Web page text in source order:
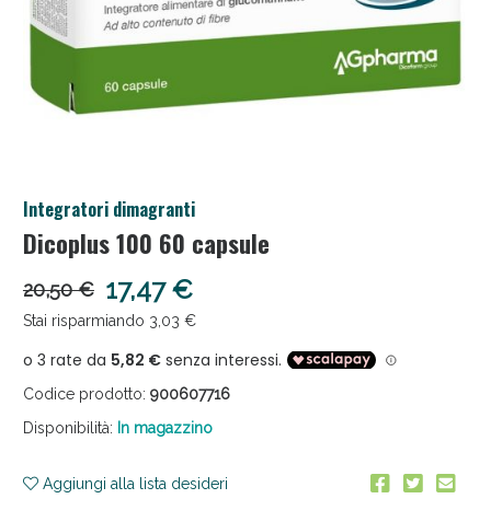
Integratori dimagranti
Dicoplus 100 60 capsule
20,50 € 17,47 €
Stai risparmiando 3,03 €
Codice prodotto: 900607716
Disponibilità: In magazzino
Aggiungi alla lista desideri
Salini e Multivitaminici: oggi Sconto extra fino al